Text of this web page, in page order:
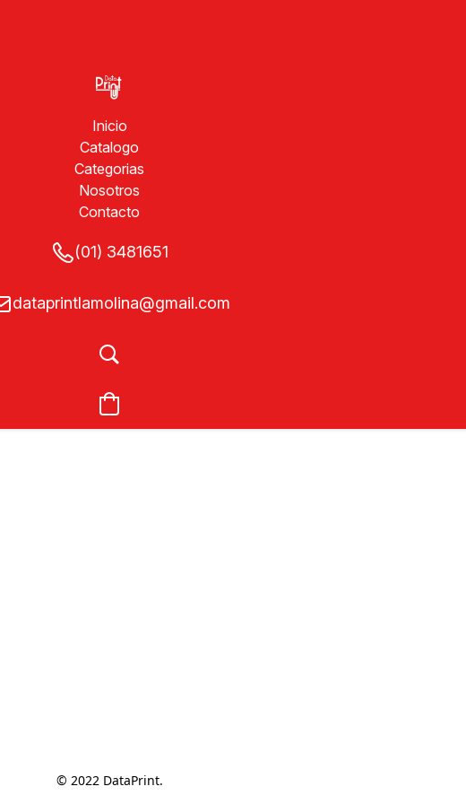
Inicio
Catalogo
Categorias
Nosotros
Contacto
(01) 3481651
dataprintlamolina@gmail.com
© 2022 DataPrint.